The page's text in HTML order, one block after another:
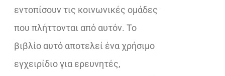
εντοπίσουν τις κοινωνικές ομάδες
που πλήττονται από αυτόν. Το
βιβλίο αυτό αποτελεί ένα χρήσιμο
εγχειρίδιο για ερευνητές,